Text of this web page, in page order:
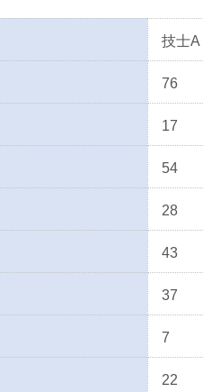
技士A
76
17
54
28
43
37
7
22